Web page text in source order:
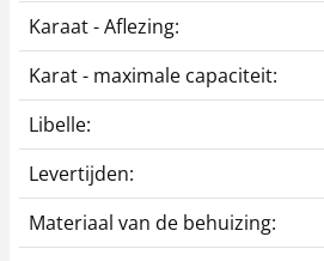
Karaat - Aflezing:
Karat - maximale capaciteit:
Libelle:
Levertijden:
Materiaal van de behuizing: